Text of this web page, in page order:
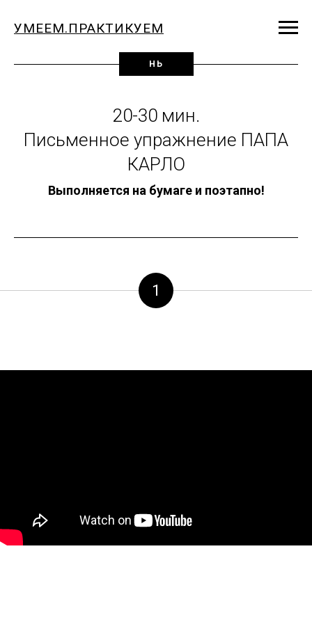
УМЕЕМ.ПРАКТИКУЕМ
НЬ
20-30 мин.
Письменное упражнение ПАПА
КАРЛО
Выполняется на бумаге и поэтапно!
1